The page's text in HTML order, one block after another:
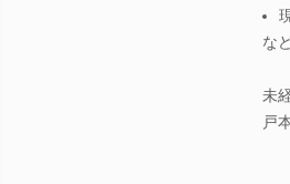
な
未
戸